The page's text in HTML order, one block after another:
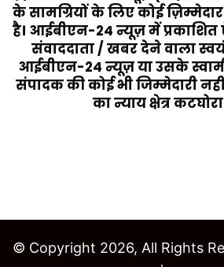
के सामग्रियों के लिए कोई
है। आईबीएन-24 न्यूज़ में प्रकाशित
संवाददाता / खबर देने वाला
आईबीएन-24 न्यूज़ या उसके
संपादक की कोई भी जिम्मेदारी नहीं
का न्याय क्षेत्र कटघोरा
© Copyright 2026, All Rights